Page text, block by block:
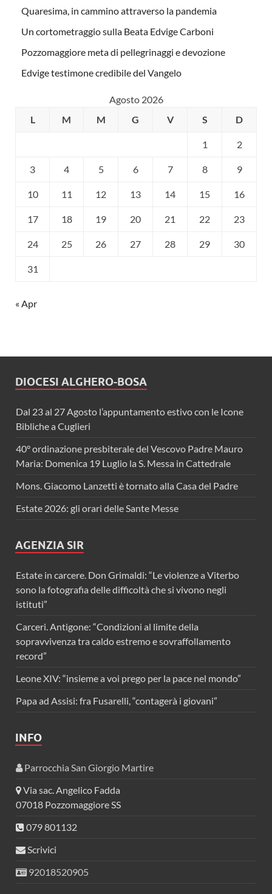
Quaresima, in cammino attraverso la pandemia
Un cortometraggio sulla Beata Edvige Carboni
Pozzomaggiore meta di pellegrinaggi e devozione
Edvige testimone credibile del Vangelo
Agosto 2026
L
M M G V S D
1 2
3 4 5 6 7 8 9
10 11 12 13 14 15 16
17 18 19 20 21 22 23
24 25 26 27 28 29 30
31
« Apr
DIOCESI ALGHERO-BOSA
Dal 23 al 27 Agosto l’appuntamento estivo con le Icone
Bibliche a Cuglieri
40° ordinazione presbiterale del Vescovo Padre Mauro
Maria: Domenica 19 Luglio la S. Messa in Cattedrale
Mons. Giacomo Lanzetti è tornato alla Casa del Padre
Estate 2026: gli orari delle Sante Messe
AGENZIA SIR
Estate in carcere. Don Grimaldi: “Le violenze a Viterbo
sono la fotografia delle difficoltà che si vivono negli
istituti”
Carceri. Antigone: “Condizioni al limite della
sopravvivenza tra caldo estremo e sovraffollamento
record”
Leone XIV: “insieme a voi prego per la pace nel mondo”
Papa ad Assisi: fra Fusarelli, “contagerà i giovani”
INFO
Parrocchia San Giorgio Martire
Via sac. Angelico Fadda
07018 Pozzomaggiore SS
079 801132
Scrivici
92018520905